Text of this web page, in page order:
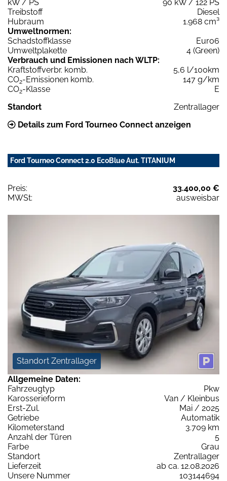
kW / PS
90 kW / 122 PS
Treibstoff
Diesel
Hubraum
1.968 cm³
Umweltnormen:
Schadstoffklasse
Euro6
Umweltplakette
4 (Green)
Verbrauch und Emissionen nach WLTP:
Kraftstoffverbr. komb.
5,6 l/100km
CO2-Emissionen komb.
147 g/km
CO2-Klasse
E
Standort
Zentrallager
Details zum Ford Tourneo Connect anzeigen
Ford Tourneo Connect 2.0 EcoBlue Aut. TITANIUM
Preis:
33.400,00 €
MWSt:
ausweisbar
Standort Zentrallager
Allgemeine Daten:
Fahrzeugtyp
Pkw
Karosserieform
Van / Kleinbus
Erst-Zul.
Mai / 2025
Getriebe
Automatik
Kilometerstand
3.709 km
Anzahl der Türen
5
Farbe
Grau
Standort
Zentrallager
Lieferzeit
ab ca. 12.08.2026
Unsere Nummer
103144694